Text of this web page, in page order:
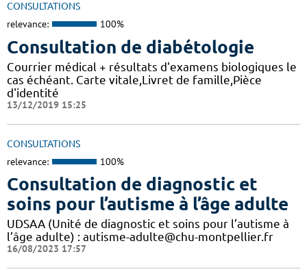
CONSULTATIONS
relevance: 100%
Consultation de diabétologie
Courrier médical + résultats d'examens biologiques le
cas échéant. Carte vitale,Livret de famille,Pièce
d'identité
13/12/2019 15:25
CONSULTATIONS
relevance: 100%
Consultation de diagnostic et
soins pour l’autisme à l’âge adulte
UDSAA (Unité de diagnostic et soins pour l’autisme à
l’âge adulte) : autisme-adulte@chu-montpellier.fr
16/08/2023 17:57